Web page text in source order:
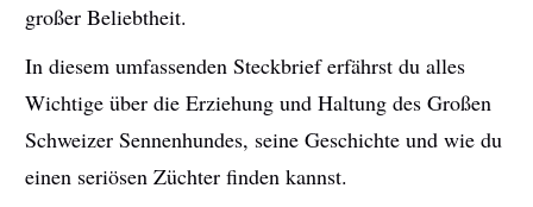
großer Beliebtheit.
In diesem umfassenden Steckbrief erfährst du alles
Wichtige über die Erziehung und Haltung des Großen
Schweizer Sennenhundes, seine Geschichte und wie du
einen seriösen Züchter finden kannst.